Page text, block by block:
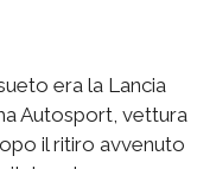
era la Lancia
Autosport, vettura
il ritiro avvenuto